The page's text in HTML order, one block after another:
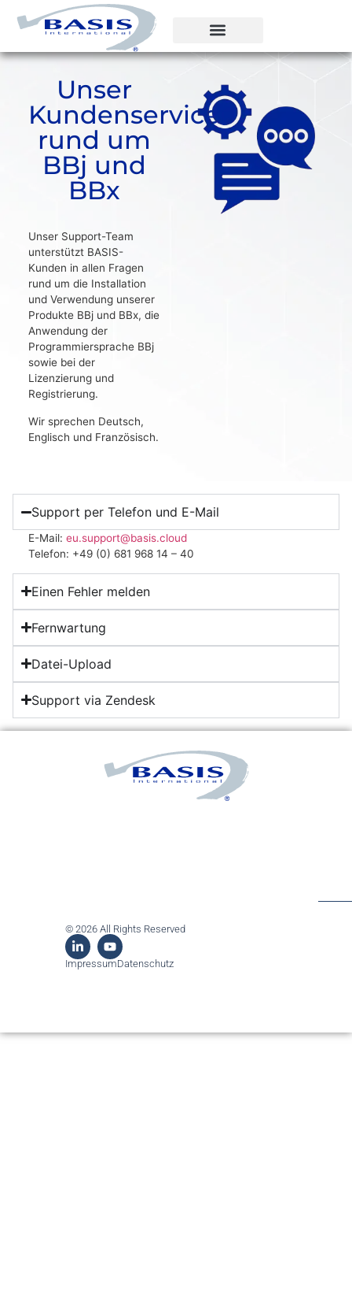
Unser
Kundenservice
rund um
BBj und
BBx
Unser Support-Team
unterstützt BASIS-
Kunden in allen Fragen
rund um die Installation
und Verwendung unserer
Produkte BBj und BBx, die
Anwendung der
Programmiersprache BBj
sowie bei der
Lizenzierung und
Registrierung.
Wir sprechen Deutsch,
Englisch und Französisch.
Support per Telefon und E-Mail
E-Mail: eu.support@basis.cloud
Telefon: +49 (0) 681 968 14 – 40
Einen Fehler melden
Fernwartung
Datei-Upload
Support via Zendesk
© 2026 All Rights Reserved
ImpressumDatenschutz